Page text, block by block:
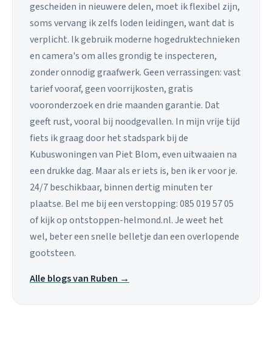
gescheiden in nieuwere delen, moet ik flexibel zijn,
soms vervang ik zelfs loden leidingen, want dat is
verplicht. Ik gebruik moderne hogedruktechnieken
en camera's om alles grondig te inspecteren,
zonder onnodig graafwerk. Geen verrassingen: vast
tarief vooraf, geen voorrijkosten, gratis
vooronderzoek en drie maanden garantie. Dat
geeft rust, vooral bij noodgevallen. In mijn vrije tijd
fiets ik graag door het stadspark bij de
Kubuswoningen van Piet Blom, even uitwaaien na
een drukke dag. Maar als er iets is, ben ik er voor je.
24/7 beschikbaar, binnen dertig minuten ter
plaatse. Bel me bij een verstopping: 085 019 57 05
of kijk op ontstoppen-helmond.nl. Je weet het
wel, beter een snelle belletje dan een overlopende
gootsteen.
Alle blogs van Ruben →